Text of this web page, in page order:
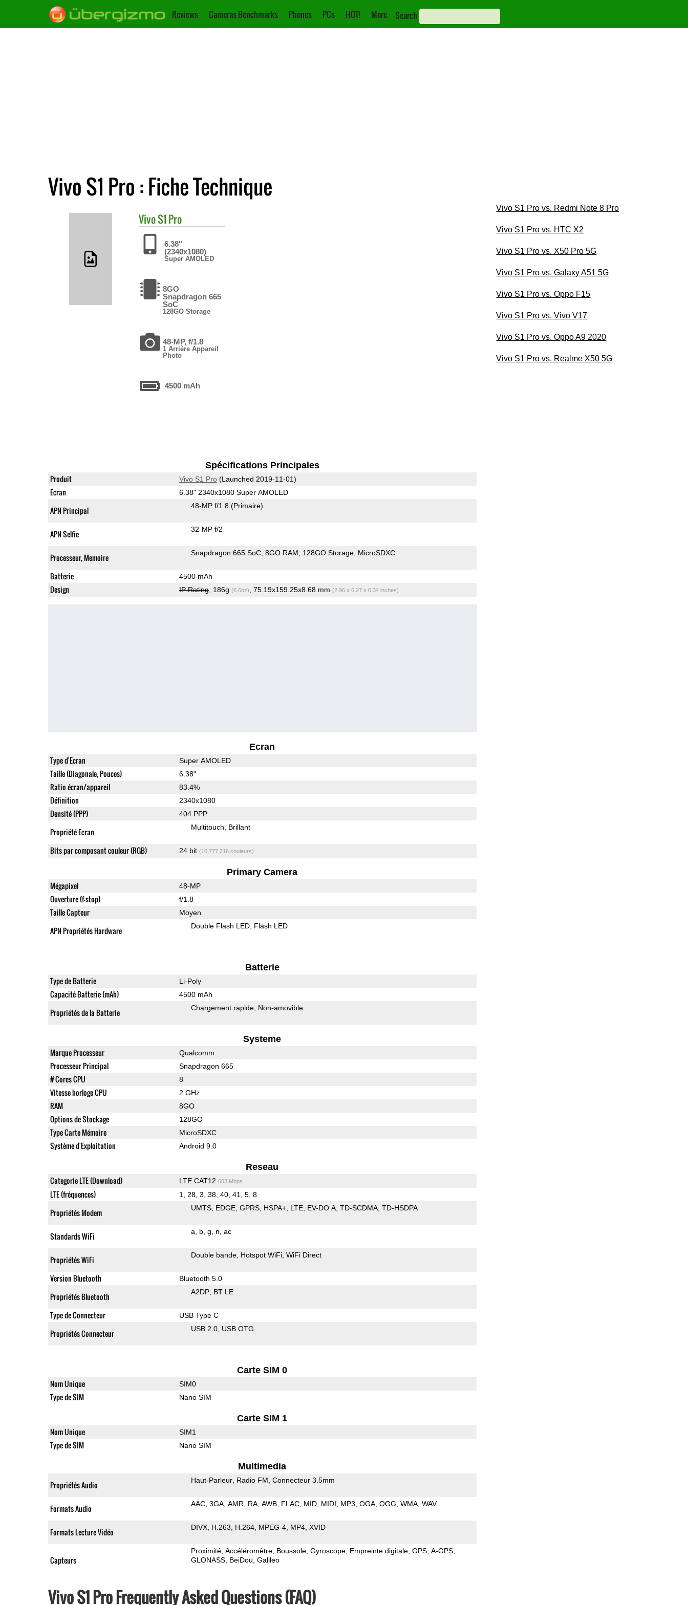
Reviews Cameras Benchmarks Phones PCs HOT! More Search
Vivo S1 Pro : Fiche Technique
VivoS1 Pro
6.38"
(2340x1080)
Super AMOLED
8GO
Snapdragon 665
SoC
128GO Storage
48-MP, f/1.8
1 Arrière Appareil
Photo
4500 mAh
Spécifications Principales
Produit Vivo S1 Pro(Launched 2019-11-01)
Ecran 6.38" 2340x1080 Super AMOLED
APN Principal 48-MP f/1.8 (Primaire)
APN Selfie 32-MP f/2
Processeur, Memoire Snapdragon 665 SoC 8GO RAM 128GO Storage MicroSDXC
Batterie 4500 mAh
Design IP Rating, 186g (6.6oz) , 75.19x159.25x8.68 mm (2.96 x 6.27 x 0.34 inches)
Ecran
Type d'Ecran Super AMOLED
Taille (Diagonale, Pouces) 6.38"
Ratio écran/appareil 83.4%
Définition 2340x1080
Densité (PPP) 404 PPP
Propriété Ecran Multitouch Brillant
Bits par composant couleur (RGB) 24 bit (16,777,216 couleurs)
Primary Camera
Mégapixel 48-MP
Ouverture (f-stop) f/1.8
Taille Capteur Moyen
APN Propriétés Hardware Double Flash LED Flash LED
Batterie
Type de Batterie Li-Poly
Capacité Batterie (mAh) 4500 mAh
Propriétés de la Batterie Chargement rapide Non-amovible
Systeme
Marque Processeur Qualcomm
Processeur Principal Snapdragon 665
# Cores CPU 8
Vitesse horloge CPU 2 GHz
RAM 8GO
Options de Stockage 128GO
Type Carte Mémoire MicroSDXC
Système d'Exploitation Android 9.0
Reseau
Categorie LTE (Download) LTE CAT12 603 Mbps
LTE (fréquences) 1, 28, 3, 38, 40, 41, 5, 8
Propriétés Modem UMTS EDGE GPRS HSPA+ LTE EV-DO A TD-SCDMA TD-HSDPA
Standards WiFi a b g n ac
Propriétés WiFi Double bande Hotspot WiFi WiFi Direct
Version Bluetooth Bluetooth 5.0
Propriétés Bluetooth A2DP BT LE
Type de Connecteur USB Type C
Propriétés Connecteur USB 2.0 USB OTG
Carte SIM 0
Nom Unique SIM0
Type de SIM Nano SIM
Carte SIM 1
Nom Unique SIM1
Type de SIM Nano SIM
Multimedia
Propriétés Audio Haut-Parleur Radio FM Connecteur 3.5mm
Formats Audio AAC 3GA AMR RA AWB FLAC MID MIDI MP3 OGA OGG WMA WAV
Formats Lecture Vidéo DIVX H.263 H.264 MPEG-4 MP4 XVID
Capteurs
Proximité Accéléromètre Boussole Gyroscope Empreinte digitale GPS A-GPS
GLONASS BeiDou Galileo
Vivo S1 Pro Frequently Asked Questions (FAQ)
Vivo S1 Pro vs. Redmi Note 8 Pro
Vivo S1 Pro vs. HTC X2
Vivo S1 Pro vs. X50 Pro 5G
Vivo S1 Pro vs. Galaxy A51 5G
Vivo S1 Pro vs. Oppo F15
Vivo S1 Pro vs. Vivo V17
Vivo S1 Pro vs. Oppo A9 2020
Vivo S1 Pro vs. Realme X50 5G